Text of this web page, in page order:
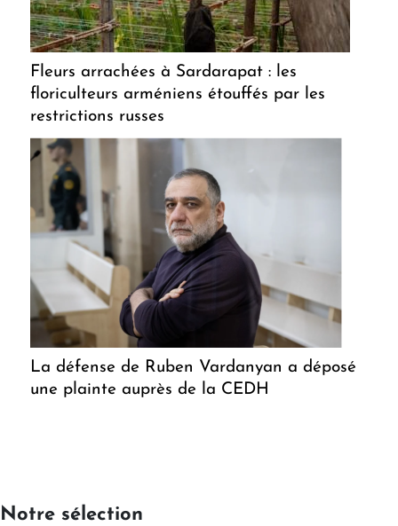
Fleurs arrachées à Sardarapat : les
floriculteurs arméniens étouffés par les
restrictions russes
La défense de Ruben Vardanyan a déposé
une plainte auprès de la CEDH
Notre sélection